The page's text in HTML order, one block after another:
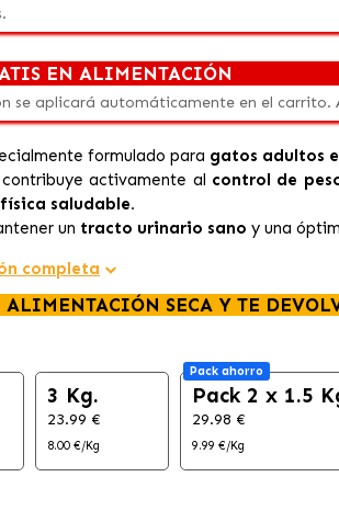
EN ALIMENTACIÓN
se aplicará automáticamente en el carrito.
formulado para gatos adultos
contribuye activamente al control de
saludable.
un tracto urinario sano y una
completa
ALIMENTACIÓN SECA Y TE
3 Kg.
23.99 €
8.00 €/Kg
Pack ahorro
Pack 2 x 1.5
29.98 €
9.99 €/Kg